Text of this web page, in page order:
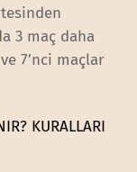
3 maç daha
7’nci maçlar
KURALLARI